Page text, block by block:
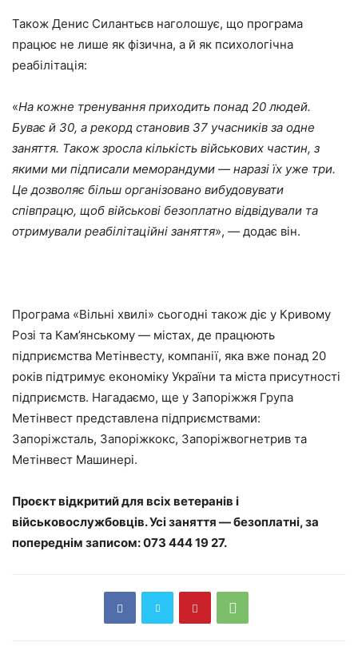
Також Денис Силантьєв наголошує, що програма
працює не лише як фізична, а й як психологічна
реабілітація:
«На кожне тренування приходить понад 20 людей.
Буває й 30, а рекорд становив 37 учасників за одне
заняття. Також зросла кількість військових частин, з
якими ми підписали меморандуми — наразі їх уже три.
Це дозволяє більш організовано вибудовувати
співпрацю, щоб військові безоплатно відвідували та
отримували реабілітаційні заняття», — додає він.
Програма «Вільні хвилі» сьогодні також діє у Кривому
Розі та Кам’янському — містах, де працюють
підприємства Метінвесту, компанії, яка вже понад 20
років підтримує економіку України та міста присутності
підприємств. Нагадаємо, ще у Запоріжжя Група
Метінвест представлена підприємствами:
Запоріжсталь, Запоріжкокс, Запоріжвогнетрив та
Метінвест Машинері.
Проєкт відкритий для всіх ветеранів і
військовослужбовців. Усі заняття — безоплатні, за
попереднім записом: 073 444 19 27.